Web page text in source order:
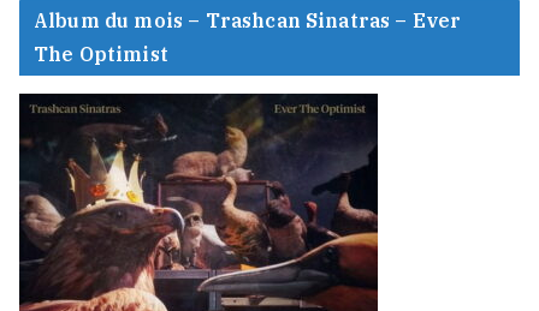
Album du mois – Trashcan Sinatras – Ever
The Optimist